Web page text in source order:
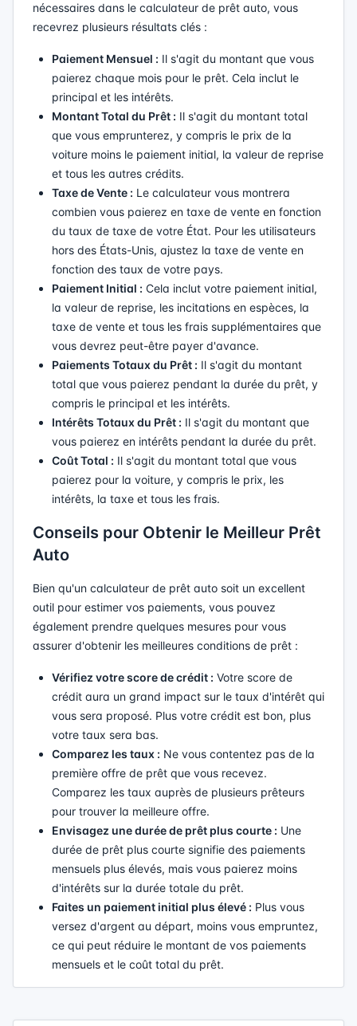
nécessaires dans le calculateur de prêt auto, vous
recevrez plusieurs résultats clés :
Paiement Mensuel : Il s'agit du montant que vous
paierez chaque mois pour le prêt. Cela inclut le
principal et les intérêts.
Montant Total du Prêt : Il s'agit du montant total
que vous emprunterez, y compris le prix de la
voiture moins le paiement initial, la valeur de reprise
et tous les autres crédits.
Taxe de Vente : Le calculateur vous montrera
combien vous paierez en taxe de vente en fonction
du taux de taxe de votre État. Pour les utilisateurs
hors des États-Unis, ajustez la taxe de vente en
fonction des taux de votre pays.
Paiement Initial : Cela inclut votre paiement initial,
la valeur de reprise, les incitations en espèces, la
taxe de vente et tous les frais supplémentaires que
vous devrez peut-être payer d'avance.
Paiements Totaux du Prêt : Il s'agit du montant
total que vous paierez pendant la durée du prêt, y
compris le principal et les intérêts.
Intérêts Totaux du Prêt : Il s'agit du montant que
vous paierez en intérêts pendant la durée du prêt.
Coût Total : Il s'agit du montant total que vous
paierez pour la voiture, y compris le prix, les
intérêts, la taxe et tous les frais.
Conseils pour Obtenir le Meilleur Prêt
Auto
Bien qu'un calculateur de prêt auto soit un excellent
outil pour estimer vos paiements, vous pouvez
également prendre quelques mesures pour vous
assurer d'obtenir les meilleures conditions de prêt :
Vérifiez votre score de crédit : Votre score de
crédit aura un grand impact sur le taux d'intérêt qui
vous sera proposé. Plus votre crédit est bon, plus
votre taux sera bas.
Comparez les taux : Ne vous contentez pas de la
première offre de prêt que vous recevez.
Comparez les taux auprès de plusieurs prêteurs
pour trouver la meilleure offre.
Envisagez une durée de prêt plus courte : Une
durée de prêt plus courte signifie des paiements
mensuels plus élevés, mais vous paierez moins
d'intérêts sur la durée totale du prêt.
Faites un paiement initial plus élevé : Plus vous
versez d'argent au départ, moins vous empruntez,
ce qui peut réduire le montant de vos paiements
mensuels et le coût total du prêt.